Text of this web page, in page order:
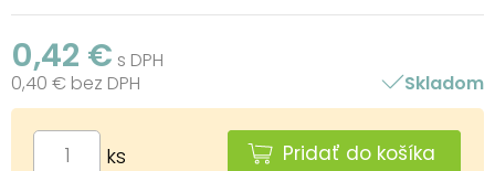
0,42 € s DPH
0,40 € bez DPH
Skladom
ks Pridať do košíka